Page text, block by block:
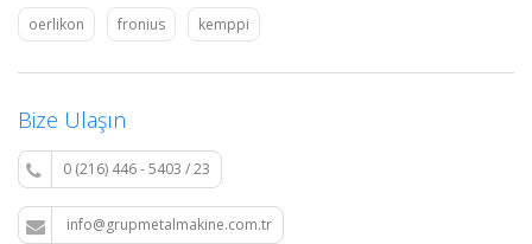
oerlikon fronius kemppi
Bize Ulaşın
0 (216) 446 - 5403 / 23
info@grupmetalmakine.com.tr